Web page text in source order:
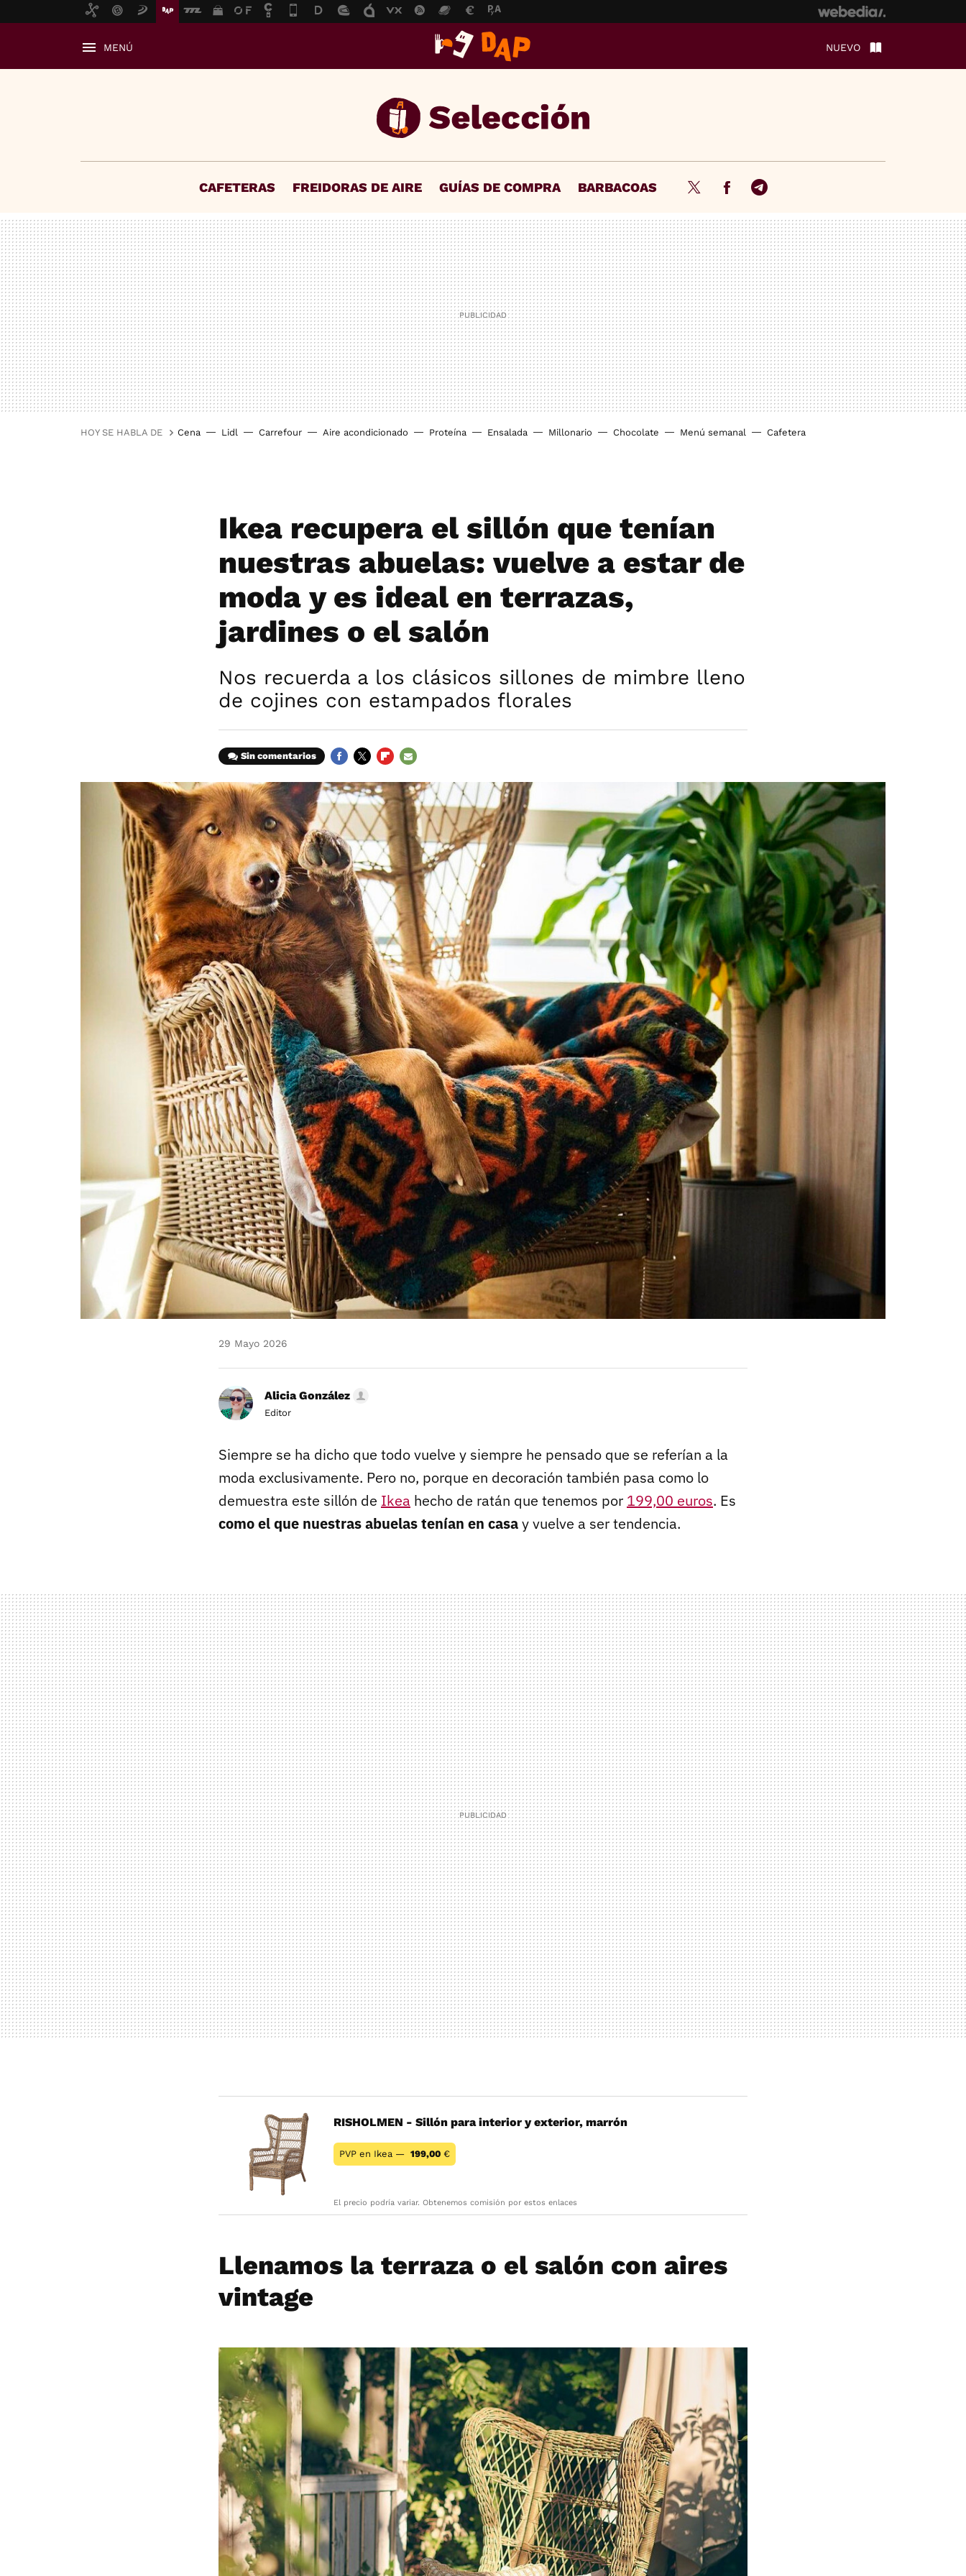
MENÚ NUEVO
CAFETERAS FREIDORAS DE AIRE GUÍAS DE COMPRA BARBACOAS Twitter FacebookTelegram
HOY SE HABLA DE Cena Lidl Carrefour Aire acondicionado Proteína Ensalada Millonario Chocolate Menú semanal Cafetera
Ikea recupera el sillón que tenían
nuestras abuelas: vuelve a estar de
moda y es ideal en terrazas,
jardines o el salón
Nos recuerda a los clásicos sillones de mimbre lleno
de cojines con estampados florales
Sin comentarios
MAIL
29 Mayo 2026
Alicia González
Editor
Siempre se ha dicho que todo vuelve y siempre he pensado que se referían a la
moda exclusivamente. Pero no, porque en decoración también pasa como lo
demuestra este sillón de Ikea hecho de ratán que tenemos por 199,00 euros. Es
como el que nuestras abuelas tenían en casay vuelve a ser tendencia.
RISHOLMEN - Sillón para interior y exterior, marrón
PVP en Ikea — 199,00 €
El precio podría variar. Obtenemos comisión por estos enlaces
Llenamos la terraza o el salón con aires
vintage